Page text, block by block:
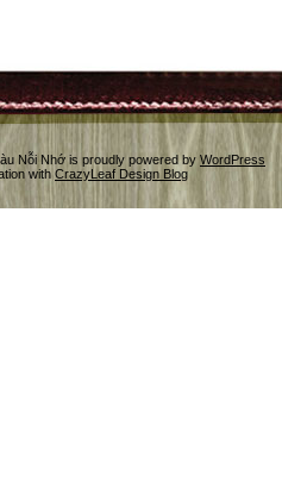
Nỗi Nhớ is proudly powered by WordPress
with CrazyLeaf Design Blog